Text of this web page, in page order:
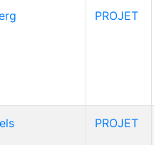
PROJET
PROJET